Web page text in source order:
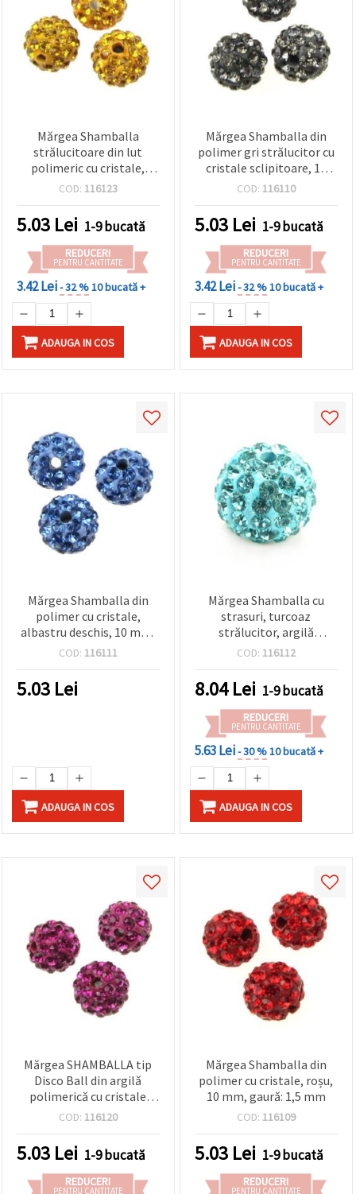
Mărgea Shamballa
strălucitoare din lut
polimeric cu cristale,
ocru, 10 mm, gaură 1,5
pentru bijuterii handmade
DIY
COD: 116123
5.03 Lei 1-9 bucată
REDUCERI
PENTRU CANTITATE
3.42 Lei- 32 %10 bucată +
ADAUGA IN COS
Mărgea Shamballa din
polimer gri strălucitor cu
cristale sclipitoare, 10
mm, gaură 1,5 mm –
accesorii și proiecte DIY și
handmade
COD: 116110
5.03 Lei 1-9 bucată
REDUCERI
PENTRU CANTITATE
3.42 Lei- 32 %10 bucată +
ADAUGA IN COS
Mărgea Shamballa din
polimer cu cristale,
albastru deschis, 10 mm,
gaură 1,5 mm – pentru
EM ART
COD: 116111
5.03 Lei
ADAUGA IN COS
Mărgea Shamballa cu
strasuri, turcoaz
strălucitor, argilă
polimerică, rotundă, 10
COD: 116112
8.04Lei 1-9 bucată
REDUCERI
PENTRU CANTITATE
5.63 Lei- 30 %10 bucată +
ADAUGA IN COS
Mărgea SHAMBALLA tip
Disco Ball din argilă
polimerică cu cristale
stras, 10 mm, gaură 1,5
COD: 116120
5.03 Lei 1-9 bucată
REDUCERI
PENTRU CANTITATE
Mărgea Shamballa din
polimer cu cristale, roșu,
10 mm, gaură: 1,5 mm
COD: 116109
5.03 Lei 1-9 bucată
REDUCERI
PENTRU CANTITATE